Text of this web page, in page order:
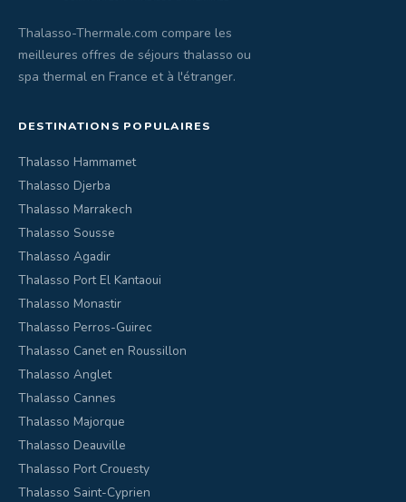
Thalasso-Thermale.com compare les
meilleures offres de séjours thalasso ou
spa thermal en France et à l'étranger.
DESTINATIONS POPULAIRES
Thalasso Hammamet
Thalasso Djerba
Thalasso Marrakech
Thalasso Sousse
Thalasso Agadir
Thalasso Port El Kantaoui
Thalasso Monastir
Thalasso Perros-Guirec
Thalasso Canet en Roussillon
Thalasso Anglet
Thalasso Cannes
Thalasso Majorque
Thalasso Deauville
Thalasso Port Crouesty
Thalasso Saint-Cyprien